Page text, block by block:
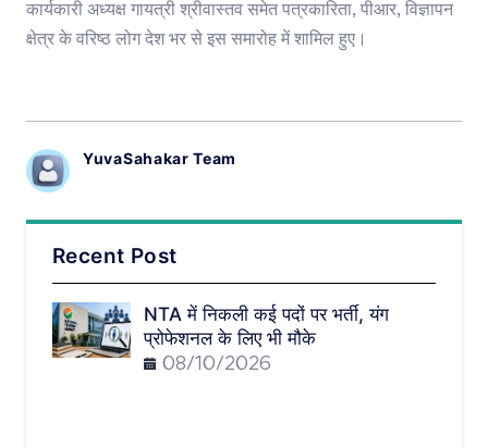
कार्यकारी अध्यक्ष गायत्री श्रीवास्तव समेत पत्रकारिता, पीआर, विज्ञापन
क्षेत्र के वरिष्ठ लोग देश भर से इस समारोह में शामिल हुए।
YuvaSahakar Team
Recent Post
NTA में निकली कई पदों पर भर्ती, यंग
प्रोफेशनल के लिए भी मौके
08/10/2026